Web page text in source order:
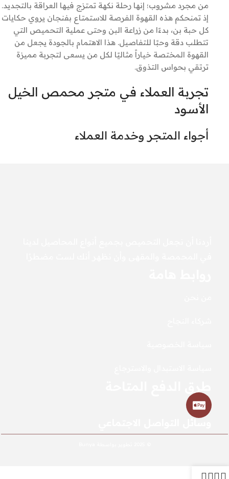
من مجرد مشروب؛ إنها رحلة نكهة تمتزج فيها العراقة بالتجديد.
إذ تمنحكم هذه القهوة الفرصة للاستمتاع بفنجان يروي حكايات
كل حبة بن، بدءًا من زراعة البن وحتى عملية التحميص التي
تتطلب دقة وحبًا للتفاصيل. هذا الاهتمام بالجودة يجعل من
القهوة المختصة خياراً مثاليًا لكل من يسعى لتجربة مميزة
ترتقي بحواس التذوق.
تجربة العملاء في متجر محمص الخيل
الأسود
أجواء المتجر وخدمة العملاء